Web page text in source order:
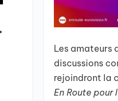
Les amateurs
discussions
rejoindront la
En Route pour